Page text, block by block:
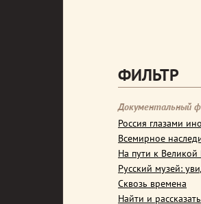
ФИЛЬТР
Документальный
Россия глазами
Всемирное
На пути к
Русский музей:
Сквозь времена
Найти и рассказать